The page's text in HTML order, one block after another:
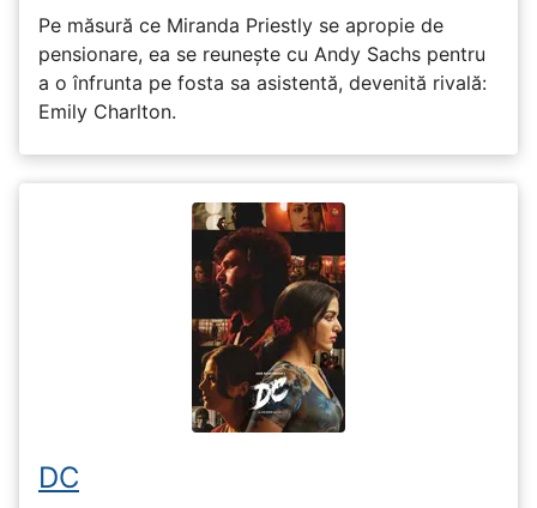
Pe măsură ce Miranda Priestly se apropie de
pensionare, ea se reunește cu Andy Sachs pentru
a o înfrunta pe fosta sa asistentă, devenită rivală:
Emily Charlton.
DC